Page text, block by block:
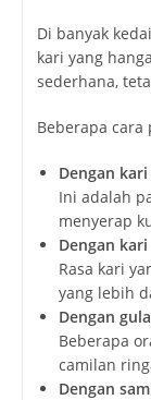
Di banyak
kari yang
sederhana,
Beberapa
Dengan
Ini adalah
menyerap
Dengan
Rasa kari
yang lebih
Dengan
Beberapa
camilan
Dengan